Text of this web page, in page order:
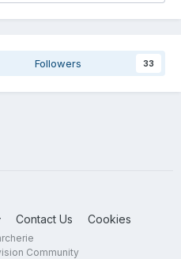
Followers 33
Contact Us Cookies
Community